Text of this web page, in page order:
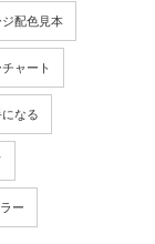
配色見本
ャート
なる
ー